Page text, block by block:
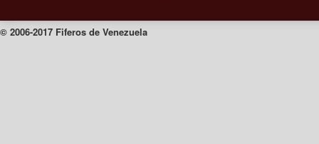
© 2006-2017 Fiferos de Venezuela